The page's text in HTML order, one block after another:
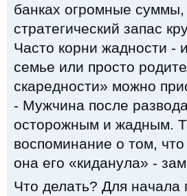
банках огромные
стратегический запас
Часто корни жадности -
семье или просто
скаредности» можно
- Мужчина после
осторожным и жадным.
воспоминание о том,
она его «киданула» -
Что делать? Для начала